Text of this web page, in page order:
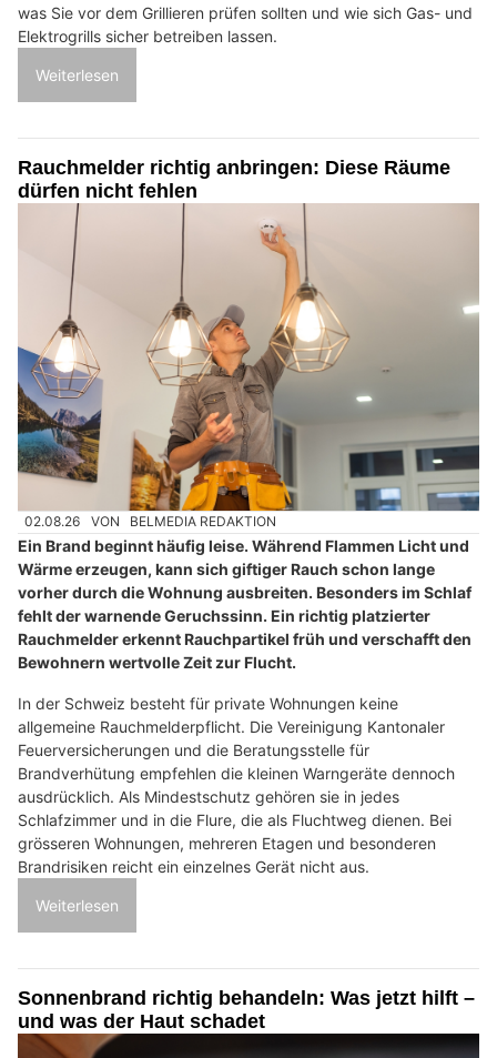
was Sie vor dem Grillieren prüfen sollten und wie sich Gas- und
Elektrogrills sicher betreiben lassen.
Weiterlesen
Rauchmelder richtig anbringen: Diese Räume
dürfen nicht fehlen
02.08.26 VON BELMEDIA REDAKTION
Ein Brand beginnt häufig leise. Während Flammen Licht und
Wärme erzeugen, kann sich giftiger Rauch schon lange
vorher durch die Wohnung ausbreiten. Besonders im Schlaf
fehlt der warnende Geruchssinn. Ein richtig platzierter
Rauchmelder erkennt Rauchpartikel früh und verschafft den
Bewohnern wertvolle Zeit zur Flucht.
In der Schweiz besteht für private Wohnungen keine
allgemeine Rauchmelderpflicht. Die Vereinigung Kantonaler
Feuerversicherungen und die Beratungsstelle für
Brandverhütung empfehlen die kleinen Warngeräte dennoch
ausdrücklich. Als Mindestschutz gehören sie in jedes
Schlafzimmer und in die Flure, die als Fluchtweg dienen. Bei
grösseren Wohnungen, mehreren Etagen und besonderen
Brandrisiken reicht ein einzelnes Gerät nicht aus.
Weiterlesen
Sonnenbrand richtig behandeln: Was jetzt hilft –
und was der Haut schadet